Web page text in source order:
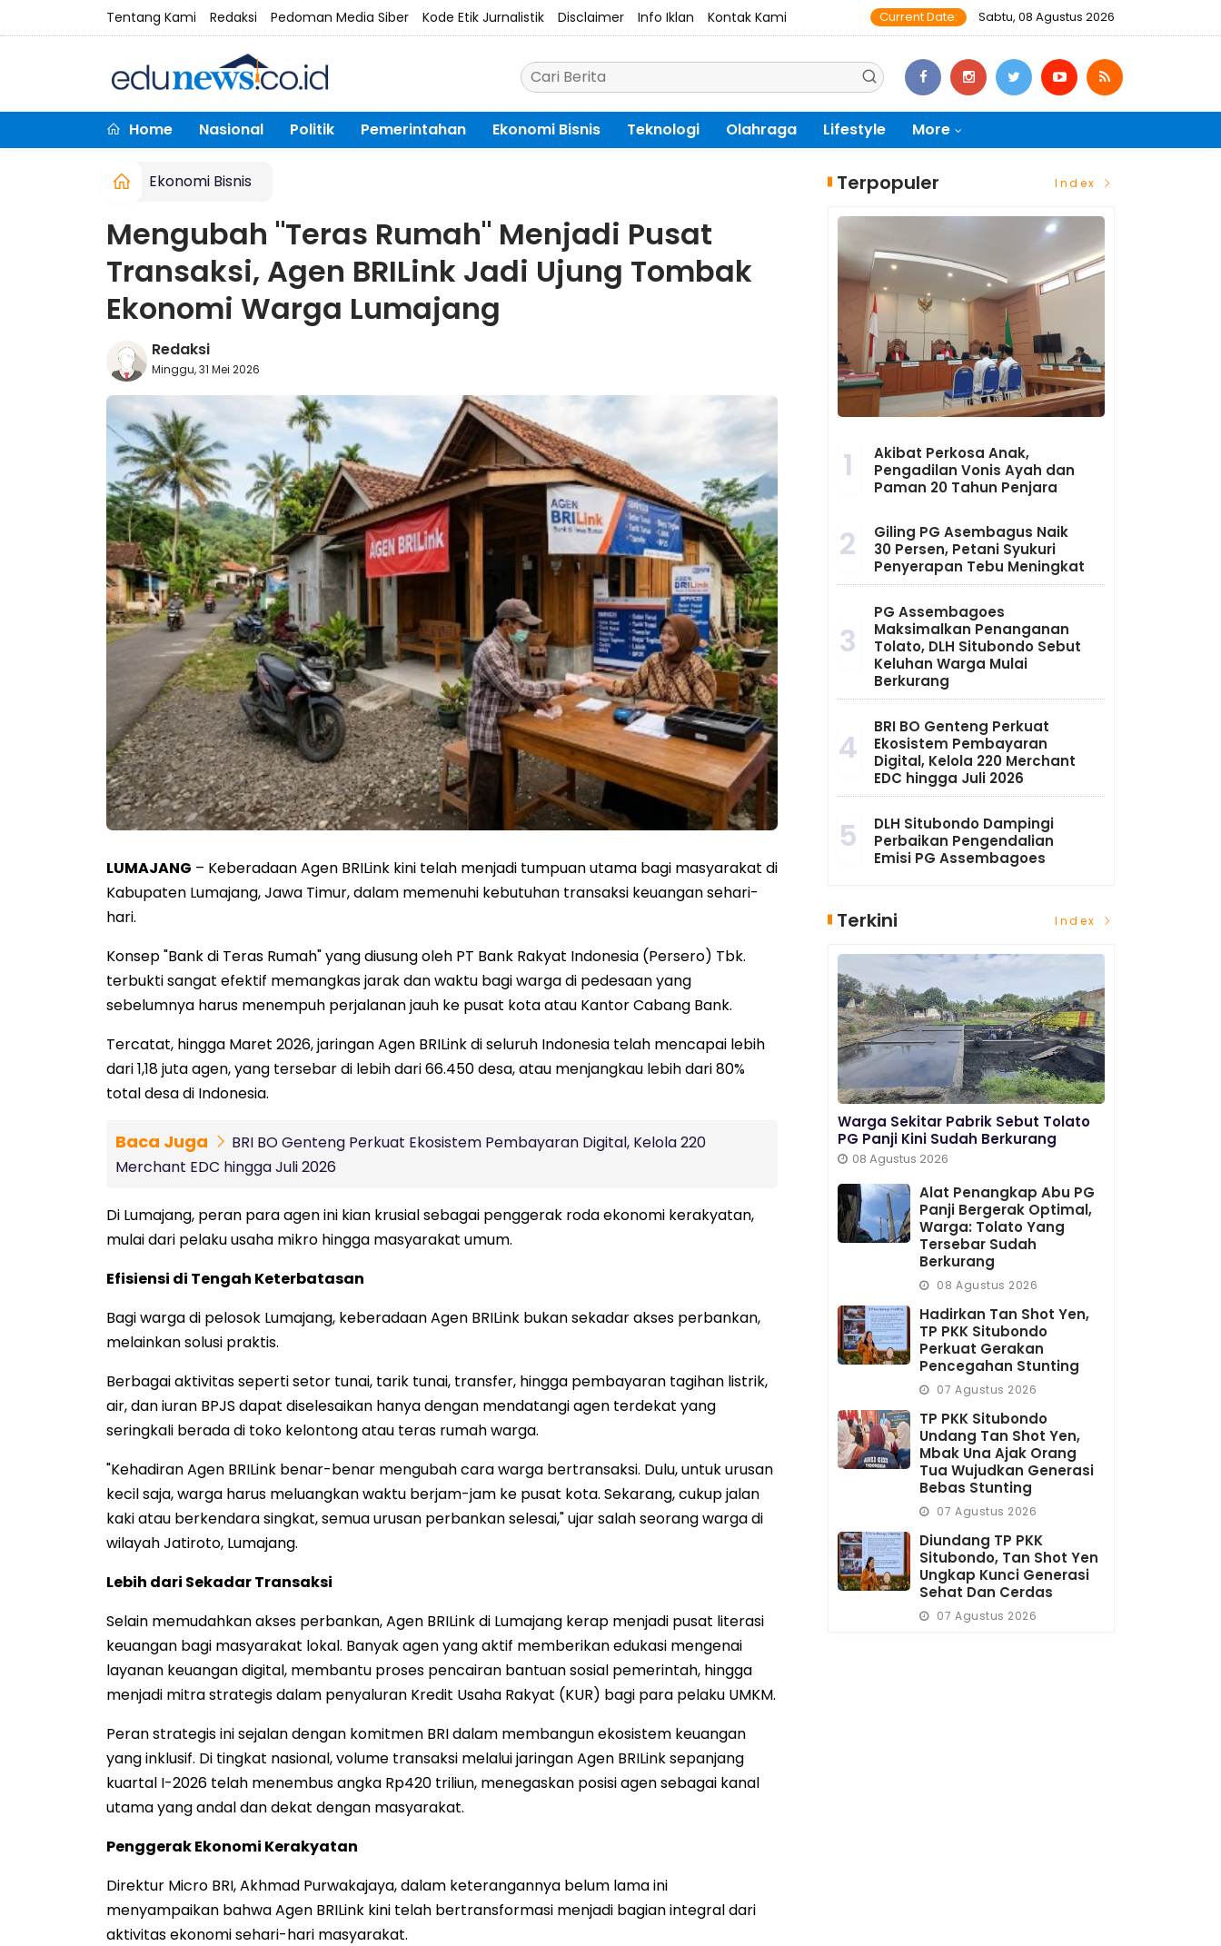
Tentang Kami Redaksi Pedoman Media Siber Kode Etik Jurnalistik Disclaimer Info Iklan Kontak Kami Current Date: Sabtu, 08 Agustus 2026
Home Nasional Politik Pemerintahan Ekonomi Bisnis Teknologi Olahraga Lifestyle More
Ekonomi Bisnis
Mengubah "Teras Rumah" Menjadi Pusat
Transaksi, Agen BRILink Jadi Ujung Tombak
Ekonomi Warga Lumajang
Redaksi
Minggu, 31 Mei 2026
LUMAJANG – Keberadaan Agen BRILink kini telah menjadi tumpuan utama bagi masyarakat di
Kabupaten Lumajang, Jawa Timur, dalam memenuhi kebutuhan transaksi keuangan sehari-
hari.
Konsep "Bank di Teras Rumah" yang diusung oleh PT Bank Rakyat Indonesia (Persero) Tbk.
terbukti sangat efektif memangkas jarak dan waktu bagi warga di pedesaan yang
sebelumnya harus menempuh perjalanan jauh ke pusat kota atau Kantor Cabang Bank.
Tercatat, hingga Maret 2026, jaringan Agen BRILink di seluruh Indonesia telah mencapai lebih
dari 1,18 juta agen, yang tersebar di lebih dari 66.450 desa, atau menjangkau lebih dari 80%
total desa di Indonesia.
Baca Juga
BRI BO Genteng Perkuat Ekosistem Pembayaran Digital, Kelola 220
Merchant EDC hingga Juli 2026
Di Lumajang, peran para agen ini kian krusial sebagai penggerak roda ekonomi kerakyatan,
mulai dari pelaku usaha mikro hingga masyarakat umum.
Efisiensi di Tengah Keterbatasan
Bagi warga di pelosok Lumajang, keberadaan Agen BRILink bukan sekadar akses perbankan,
melainkan solusi praktis.
Berbagai aktivitas seperti setor tunai, tarik tunai, transfer, hingga pembayaran tagihan listrik,
air, dan iuran BPJS dapat diselesaikan hanya dengan mendatangi agen terdekat yang
seringkali berada di toko kelontong atau teras rumah warga.
"Kehadiran Agen BRILink benar-benar mengubah cara warga bertransaksi. Dulu, untuk urusan
kecil saja, warga harus meluangkan waktu berjam-jam ke pusat kota. Sekarang, cukup jalan
kaki atau berkendara singkat, semua urusan perbankan selesai," ujar salah seorang warga di
wilayah Jatiroto, Lumajang.
Lebih dari Sekadar Transaksi
Selain memudahkan akses perbankan, Agen BRILink di Lumajang kerap menjadi pusat literasi
keuangan bagi masyarakat lokal. Banyak agen yang aktif memberikan edukasi mengenai
layanan keuangan digital, membantu proses pencairan bantuan sosial pemerintah, hingga
menjadi mitra strategis dalam penyaluran Kredit Usaha Rakyat (KUR) bagi para pelaku UMKM.
Peran strategis ini sejalan dengan komitmen BRI dalam membangun ekosistem keuangan
yang inklusif. Di tingkat nasional, volume transaksi melalui jaringan Agen BRILink sepanjang
kuartal I-2026 telah menembus angka Rp420 triliun, menegaskan posisi agen sebagai kanal
utama yang andal dan dekat dengan masyarakat.
Penggerak Ekonomi Kerakyatan
Direktur Micro BRI, Akhmad Purwakajaya, dalam keterangannya belum lama ini
menyampaikan bahwa Agen BRILink kini telah bertransformasi menjadi bagian integral dari
aktivitas ekonomi sehari-hari masyarakat.
Terpopuler Index
1
Akibat Perkosa Anak,
Pengadilan Vonis Ayah dan
Paman 20 Tahun Penjara
2
Giling PG Asembagus Naik
30 Persen, Petani Syukuri
Penyerapan Tebu Meningkat
3
PG Assembagoes
Maksimalkan Penanganan
Tolato, DLH Situbondo Sebut
Keluhan Warga Mulai
Berkurang
4
BRI BO Genteng Perkuat
Ekosistem Pembayaran
Digital, Kelola 220 Merchant
EDC hingga Juli 2026
5
DLH Situbondo Dampingi
Perbaikan Pengendalian
Emisi PG Assembagoes
Terkini Index
Warga Sekitar Pabrik Sebut Tolato
PG Panji Kini Sudah Berkurang
08 Agustus 2026
Alat Penangkap Abu PG
Panji Bergerak Optimal,
Warga: Tolato Yang
Tersebar Sudah
Berkurang
08 Agustus 2026
Hadirkan Tan Shot Yen,
TP PKK Situbondo
Perkuat Gerakan
Pencegahan Stunting
07 Agustus 2026
TP PKK Situbondo
Undang Tan Shot Yen,
Mbak Una Ajak Orang
Tua Wujudkan Generasi
Bebas Stunting
07 Agustus 2026
Diundang TP PKK
Situbondo, Tan Shot Yen
Ungkap Kunci Generasi
Sehat Dan Cerdas
07 Agustus 2026